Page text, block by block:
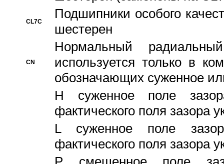
CL7C
Подшипники особого
шестерен
CN
Hормальный
используется только в
обозначающих суженное
H суженное поле
фактического поля зазора
L суженное поле
фактического поля зазора